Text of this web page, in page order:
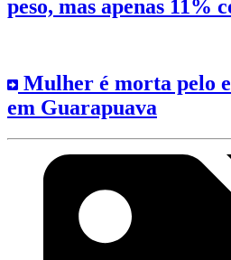
peso, mas apenas 11%
Mulher é morta pelo
em Guarapuava